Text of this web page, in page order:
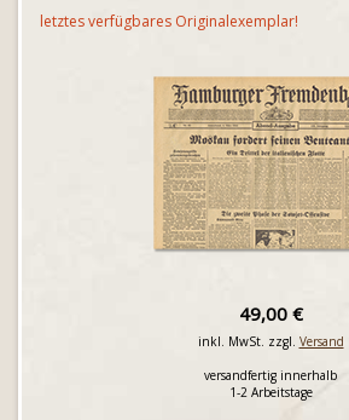
letztes verfügbares Originalexemplar!
49,00 €
inkl. MwSt. zzgl. Versand
versandfertig innerhalb
1-2 Arbeitstage